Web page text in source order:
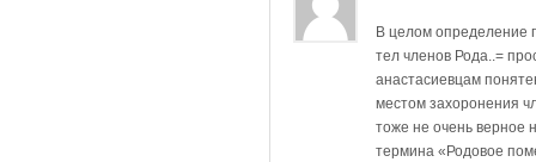
В целом определение
тел членов Рода..=
анастасиевцам
местом захоронения
тоже не очень верное
термина «Родовое